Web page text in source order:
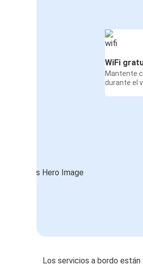
WiFi
Mantente
durante el
Los servicios a bordo